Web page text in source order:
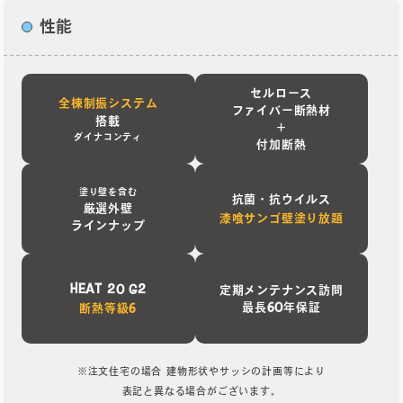
性能
全棟制振システム
搭載
ダイナコンティ
セルロース
ファイバー断熱材
＋
付加断熱
塗り壁を含む
厳選外壁
ラインナップ
抗菌・抗ウイルス
漆喰サンゴ壁塗り放題
HEAT 20 G2
断熱等級6
定期メンテナンス訪問
最長60年保証
※注文住宅の場合 建物形状やサッシの計画等により
表記と異なる場合がございます。